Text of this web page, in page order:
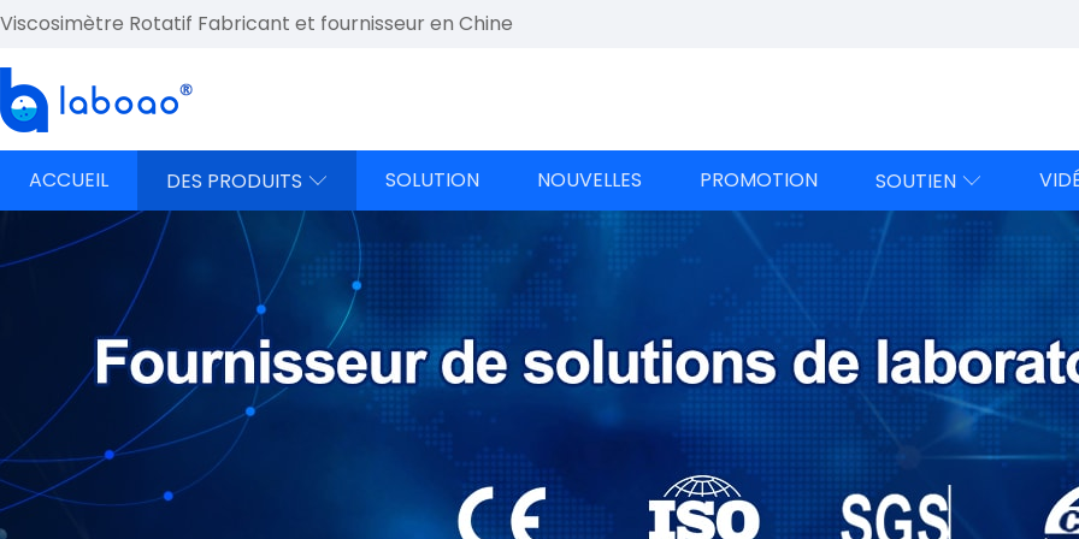
Viscosimètre Rotatif Fabricant et fournisseur en Chine
ACCUEIL DES PRODUITS  SOLUTION NOUVELLES PROMOTION SOUTIEN 